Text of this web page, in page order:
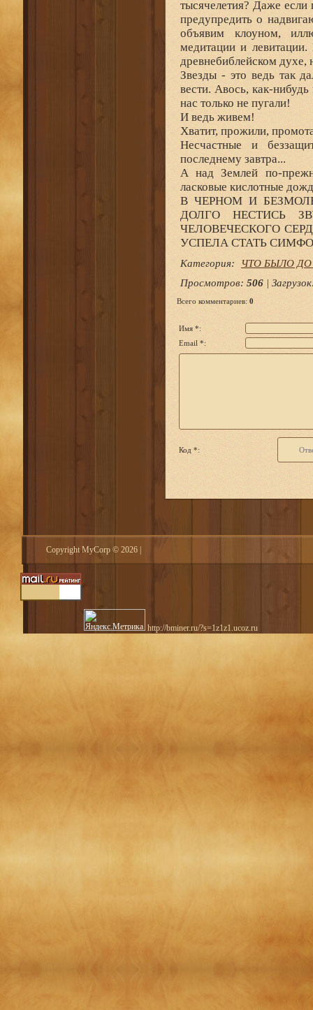
тысячелетия? Даже если
предупредить о
объявим клоуном,
медитации и
древнебиблейском духе,
Звезды - это ведь так
вести. Авось, как-
нас только не пугали!
И ведь живем!
Хватит, прожили,
Несчастные и
последнему завтра...
А над Землей по-
ласковые кислотные
В ЧЕРНОМ И
ДОЛГО НЕСТИСЬ
ЧЕЛОВЕЧЕСКОГО
УСПЕЛА СТАТЬ
Категория:
ЧТО БЫЛО
Просмотров: 506 | Загрузок
Всего комментариев: 0
Имя *:
Email *:
Код *:
Copyright MyCorp © 2026
http://bminer.ru/?s=1z1z1.ucoz.ru